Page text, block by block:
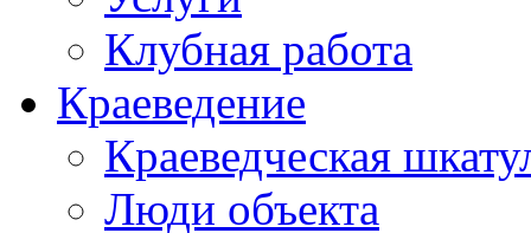
Клубная работа
Краеведение
Краеведческая
Люди объекта